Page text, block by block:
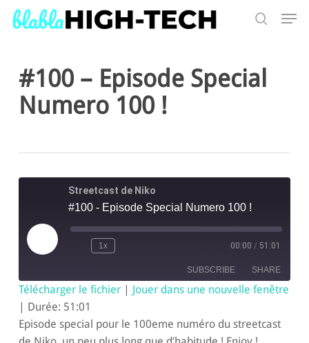
Skip
#100 – Episode Special
Numero 100 !
Streetcast de Niko
#100 - Episode Special Numero 100 !
Play
Episode
1x 00:00 / 51:01
SUBSCRIBE SHARE
RSS FEED
SHARE
LINK
Télécharger le fichier| Jouer dans une nouvelle fenêtre
| Durée: 51:01
Episode special pour le 100eme numéro du streetcast